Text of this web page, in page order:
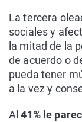
La tercera
sociales y
la mitad de la
de acuerdo o
pueda tener
a la vez y
Al 41% le